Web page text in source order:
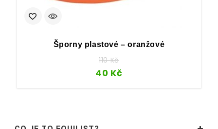
Šporny plastové – oranžové
110Kč
40 Kč